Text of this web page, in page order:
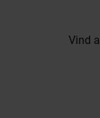
Vind